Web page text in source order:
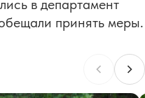
в департамент
принять меры.